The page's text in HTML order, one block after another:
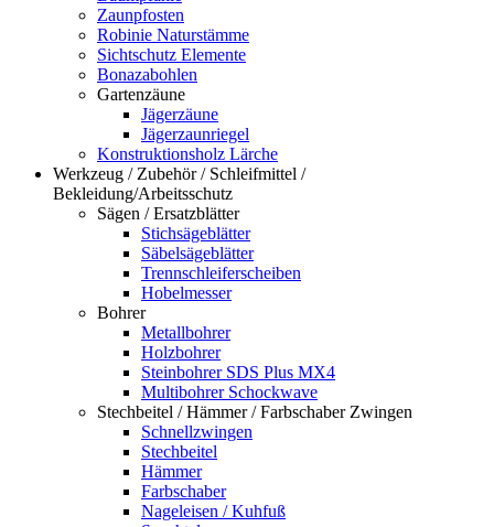
Zaunpfosten
Robinie Naturstämme
Sichtschutz Elemente
Bonazabohlen
Gartenzäune
Jägerzäune
Jägerzaunriegel
Konstruktionsholz Lärche
Werkzeug / Zubehör / Schleifmittel /
Bekleidung/Arbeitsschutz
Sägen / Ersatzblätter
Stichsägeblätter
Säbelsägeblätter
Trennschleiferscheiben
Hobelmesser
Bohrer
Metallbohrer
Holzbohrer
Steinbohrer SDS Plus MX4
Multibohrer Schockwave
Stechbeitel / Hämmer / Farbschaber Zwingen
Schnellzwingen
Stechbeitel
Hämmer
Farbschaber
Nageleisen / Kuhfuß